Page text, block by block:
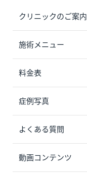
クリニックのご案内
施術メニュー
料金表
症例写真
よくある質問
動画コンテンツ